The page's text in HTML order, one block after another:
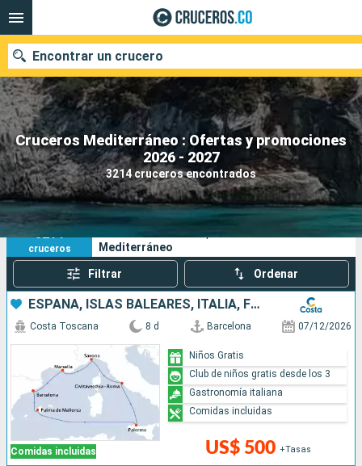
Cruceros Mediterráneo : Ofertas y promociones
2026 - 2027
3214 cruceros encontrados
Encontrar un crucero
Fecha de salida
Buscar
3214
cruceros
Mediterráneo
Filtrar Ordenar
ESPAÑA, ISLAS BALEARES, ITALIA, FRANCIA
Comidas incluidas
Costa Toscana 8 d Barcelona 07/12/2026
US$ 500 +Tasas
Niños Gratis
Club de niños gratis desde los 3
Gastronomía italiana
Comidas incluidas